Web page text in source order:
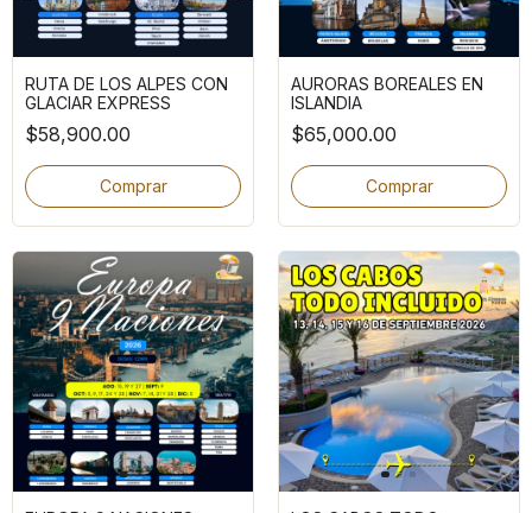
RUTA DE LOS ALPES CON
GLACIAR EXPRESS
$58,900.00
Comprar
AURORAS BOREALES EN
ISLANDIA
$65,000.00
Comprar